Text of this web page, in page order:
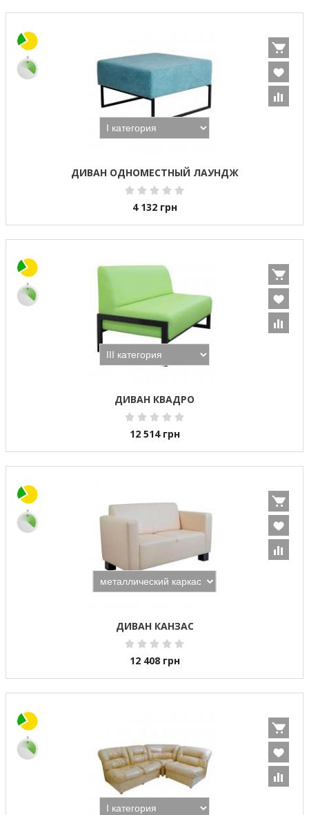
ДИВАН ОДНОМЕСТНЫЙ ЛАУНДЖ
4 132 грн
ДИВАН КВАДРО
12 514 грн
ДИВАН КАНЗАС
12 408 грн